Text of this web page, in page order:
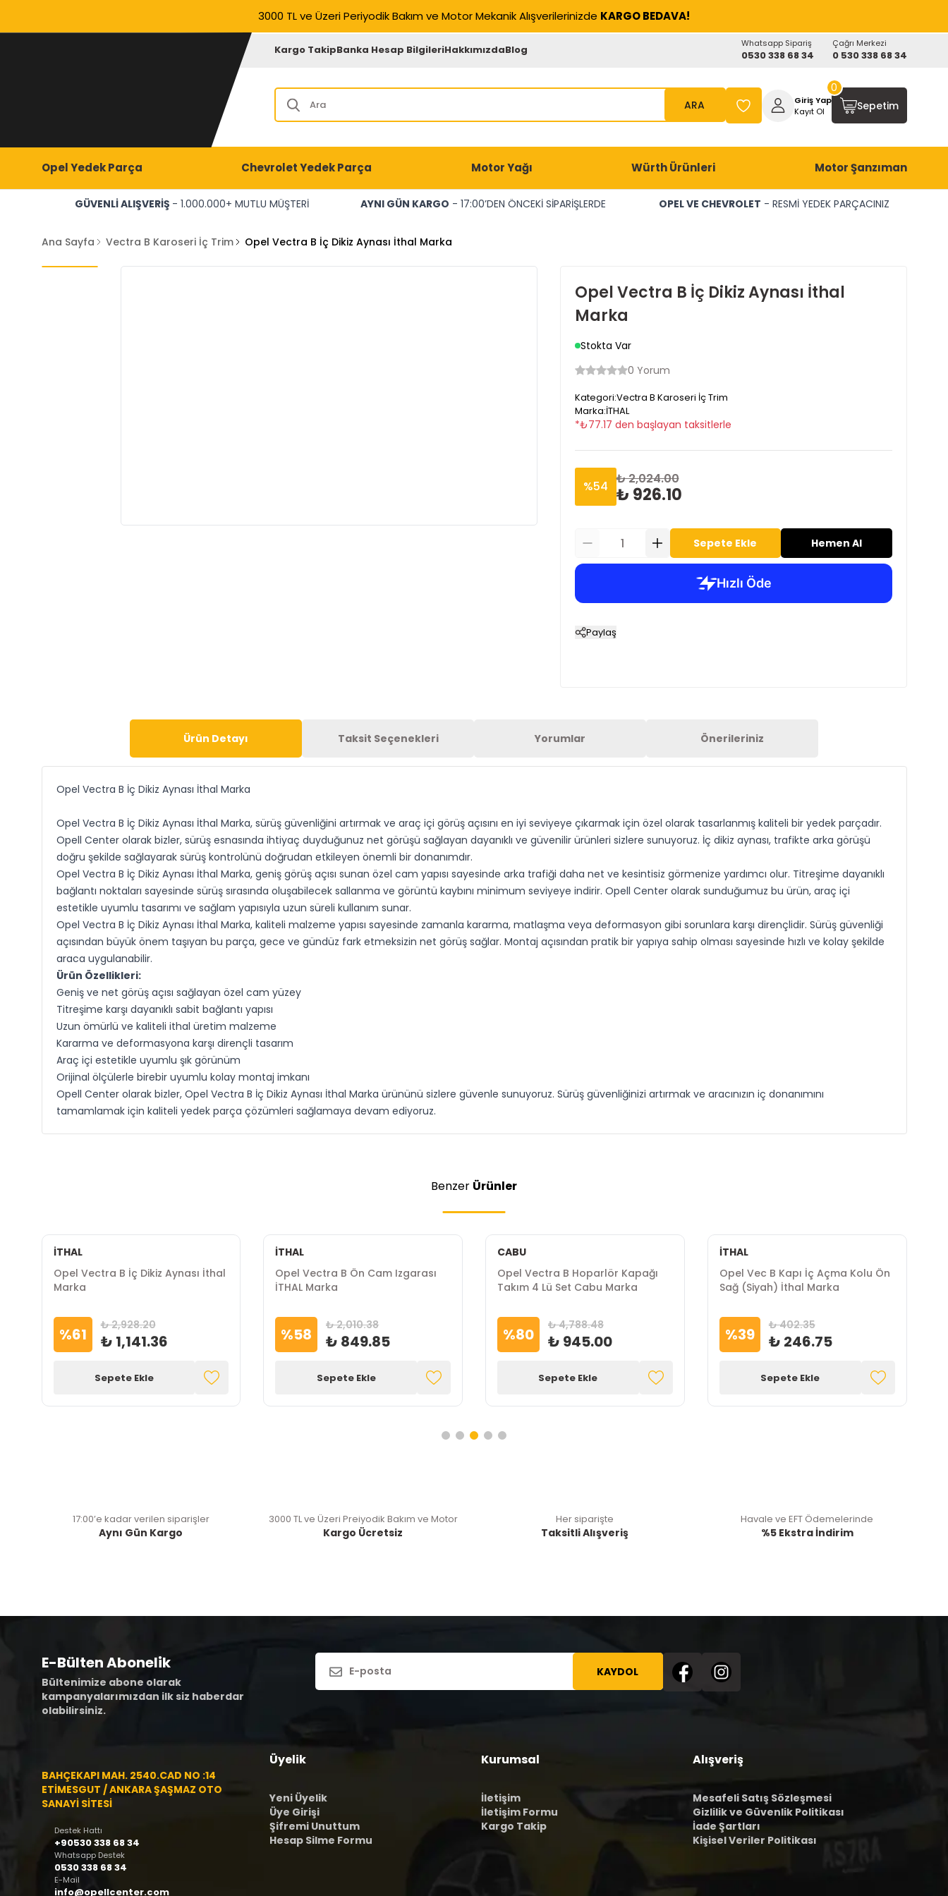
3000 TL ve Üzeri Periyodik Bakım ve Motor Mekanik Alışverilerinizde KARGO BEDAVA!
Kargo TakipBanka Hesap BilgileriHakkımızdaBlog Whatsapp Sipariş
0530 338 68 34
Çağrı Merkezi
0 530 338 68 34
ARA
Giriş Yap
Kayıt Ol
Sepetim
0
Opel Yedek Parça Chevrolet Yedek Parça Motor Yağı Würth Ürünleri Motor Şanzıman
GÜVENLİ ALIŞVERİŞ - 1.000.000+ MUTLU MÜŞTERİ AYNI GÜN KARGO - 17:00’DEN ÖNCEKİ SİPARİŞLERDE OPEL VE CHEVROLET - RESMİ YEDEK PARÇACINIZ
Ana Sayfa Vectra B Karoseri İç Trim Opel Vectra B İç Dikiz Aynası İthal Marka
Opel Vectra B İç Dikiz Aynası İthal
Marka
Stokta Var
0 Yorum
Kategori:Vectra B Karoseri İç Trim
Marka:İTHAL
*₺77.17 den başlayan taksitlerle
%54 ₺ 2,024.00
₺ 926.10
Sepete Ekle Hemen Al
Paylaş
Ürün Detayı Taksit Seçenekleri Yorumlar Önerileriniz
Opel Vectra B İç Dikiz Aynası İthal Marka
Opel Vectra B İç Dikiz Aynası İthal Marka, sürüş güvenliğini artırmak ve araç içi görüş açısını en iyi seviyeye çıkarmak için özel olarak tasarlanmış kaliteli bir yedek parçadır.
Opell Center olarak bizler, sürüş esnasında ihtiyaç duyduğunuz net görüşü sağlayan dayanıklı ve güvenilir ürünleri sizlere sunuyoruz. İç dikiz aynası, trafikte arka görüşü
doğru şekilde sağlayarak sürüş kontrolünü doğrudan etkileyen önemli bir donanımdır.
Opel Vectra B İç Dikiz Aynası İthal Marka, geniş görüş açısı sunan özel cam yapısı sayesinde arka trafiği daha net ve kesintisiz görmenize yardımcı olur. Titreşime dayanıklı
bağlantı noktaları sayesinde sürüş sırasında oluşabilecek sallanma ve görüntü kaybını minimum seviyeye indirir. Opell Center olarak sunduğumuz bu ürün, araç içi
estetikle uyumlu tasarımı ve sağlam yapısıyla uzun süreli kullanım sunar.
Opel Vectra B İç Dikiz Aynası İthal Marka, kaliteli malzeme yapısı sayesinde zamanla kararma, matlaşma veya deformasyon gibi sorunlara karşı dirençlidir. Sürüş güvenliği
açısından büyük önem taşıyan bu parça, gece ve gündüz fark etmeksizin net görüş sağlar. Montaj açısından pratik bir yapıya sahip olması sayesinde hızlı ve kolay şekilde
araca uygulanabilir.
Ürün Özellikleri:
Geniş ve net görüş açısı sağlayan özel cam yüzey
Titreşime karşı dayanıklı sabit bağlantı yapısı
Uzun ömürlü ve kaliteli ithal üretim malzeme
Kararma ve deformasyona karşı dirençli tasarım
Araç içi estetikle uyumlu şık görünüm
Orijinal ölçülerle birebir uyumlu kolay montaj imkanı
Opell Center olarak bizler, Opel Vectra B İç Dikiz Aynası İthal Marka ürününü sizlere güvenle sunuyoruz. Sürüş güvenliğinizi artırmak ve aracınızın iç donanımını
tamamlamak için kaliteli yedek parça çözümleri sağlamaya devam ediyoruz.
Benzer Ürünler
İTHAL
Opel Vectra B İç Dikiz Aynası İthal
Marka
%61 ₺ 2,928.20
₺ 1,141.36
Sepete Ekle
İTHAL
Opel Vectra B Ön Cam Izgarası
İTHAL Marka
%58 ₺ 2,010.38
₺ 849.85
Sepete Ekle
CABU
Opel Vectra B Hoparlör Kapağı
Takım 4 Lü Set Cabu Marka
%80 ₺ 4,788.48
₺ 945.00
Sepete Ekle
İTHAL
Opel Vec B Kapı İç Açma Kolu Ön
Sağ (Siyah) İthal Marka
%39 ₺ 402.35
₺ 246.75
Sepete Ekle
17:00’e kadar verilen siparişler
Aynı Gün Kargo
3000 TL ve Üzeri Preiyodik Bakım ve Motor
Kargo Ücretsiz
Her siparişte
Taksitli Alışveriş
Havale ve EFT Ödemelerinde
%5 Ekstra İndirim
E-Bülten Abonelik
Bültenimize abone olarak
kampanyalarımızdan ilk siz haberdar
olabilirsiniz.
KAYDOL
BAHÇEKAPI MAH. 2540.CAD NO :14
ETİMESGUT / ANKARA ŞAŞMAZ OTO
SANAYİ SİTESİ
Destek Hattı
+90530 338 68 34
Whatsapp Destek
0530 338 68 34
E-Mail
info@opellcenter.com
Üyelik
Yeni Üyelik
Üye Girişi
Şifremi Unuttum
Hesap Silme Formu
Kurumsal
İletişim
İletişim Formu
Kargo Takip
Alışveriş
Mesafeli Satış Sözleşmesi
Gizlilik ve Güvenlik Politikası
İade Şartları
Kişisel Veriler Politikası